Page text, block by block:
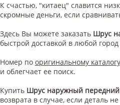
К счастью, "китаец" славится
скромные деньги, если
Здесь Вы можете заказать Шрус
быстрой доставкой в любой
Номер по оригинальному каталогу
и облегчает ее поиск.
Купить Шрус наружный передний
возврата в случае, если деталь